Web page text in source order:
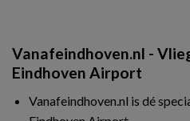
Vanafeindhoven.nl -
Eindhoven Airport
Vanafeindhoven.nl is dé